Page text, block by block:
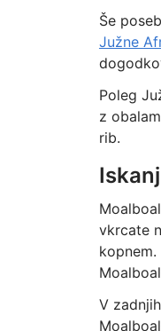
Še
Južne
Poleg
z
rib.
vkrcate
V